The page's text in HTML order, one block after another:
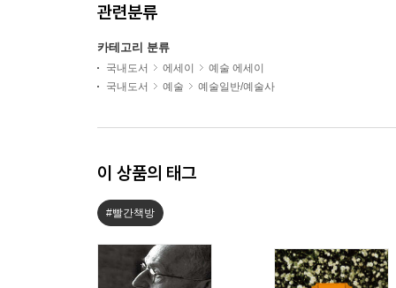
관련분류
카테고리 분류
국내도서 에세이
예술 에세이
국내도서
예술 예술일반/예술사
이 상품의 태그
#빨간책방